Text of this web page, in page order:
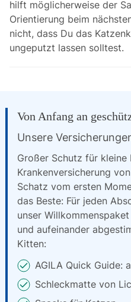
hilft möglicherweise der
Orientierung beim
nicht, dass Du das
ungeputzt lassen solltest.
Von Anfang an
Unsere
Großer Schutz für kleine
Krankenversicherung
Schatz vom ersten
das Beste: Für jeden
unser
und aufeinander
Kitten:
AGILA Quick Guide:
Schleckmatte von